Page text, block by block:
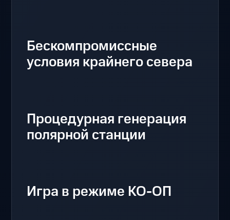
Бескомпромиссные
условия крайнего севера
Процедурная генерация
полярной станции
Игра в режиме КО-ОП